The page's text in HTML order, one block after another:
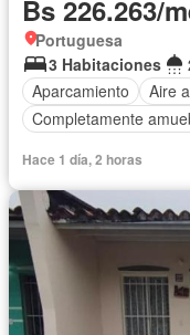
Bs 226.263/
Portuguesa
3 Habitaciones
Aparcamiento
Aire
Completamente
Hace 1 día, 2 horas